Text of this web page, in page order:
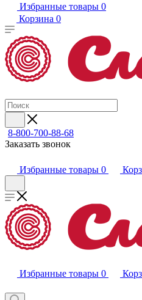
Избранные товары 0
Корзина 0
8-800-700-88-68
Заказать звонок
Избранные товары 0
Избранные товары 0